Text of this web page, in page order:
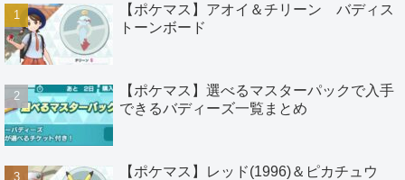
【ポケマス】アオイ＆チリーン バディス
トーンボード
【ポケマス】選べるマスターパックで入手
できるバディーズ一覧まとめ
【ポケマス】レッド(1996)＆ピカチュウ